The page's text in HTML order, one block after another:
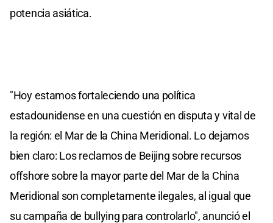
potencia asiática.
"Hoy estamos fortaleciendo una política
estadounidense en una cuestión en disputa y vital de
la región: el Mar de la China Meridional. Lo dejamos
bien claro: Los reclamos de Beijing sobre recursos
offshore sobre la mayor parte del Mar de la China
Meridional son completamente ilegales, al igual que
su campaña de bullying para controlarlo", anunció el